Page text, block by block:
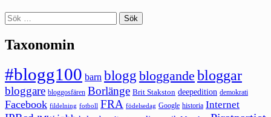
Sök
efter:
Taxonomin
#blogg100 barn blogg bloggande bloggar
bloggare bloggosfären Borlänge Brit Stakston deepedition demokrati
Facebook fildelning fotboll FRA födelsedag Google historia Internet